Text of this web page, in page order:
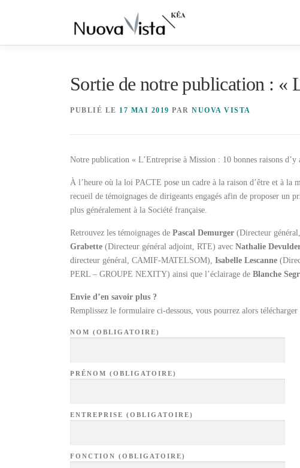
Sortie de notre publication : «
PUBLIÉ LE 17 MAI 2019 PAR NUOVA VISTA
Notre publication « L’Entreprise à Mission : 10 bonnes raisons d’y
À l’heure où la loi PACTE pose un cadre à la raison d’être et à la
recueil de témoignages de dirigeants engagés afin de proposer un
plus généralement à la Société française.
Retrouvez les témoignages de Pascal Demurger (Directeur
Grabette (Directeur général adjoint, RTE) avec Nathalie
directeur général, CAMIF-MATELSOM), Isabelle Lescanne
PERL – GROUPE NEXITY) ainsi que l’éclairage de Blanche
Envie d’en savoir plus ?
Remplissez le formulaire ci-dessous, vous pourrez alors
NOM (OBLIGATOIRE)
PRÉNOM (OBLIGATOIRE)
ENTREPRISE (OBLIGATOIRE)
FONCTION (OBLIGATOIRE)